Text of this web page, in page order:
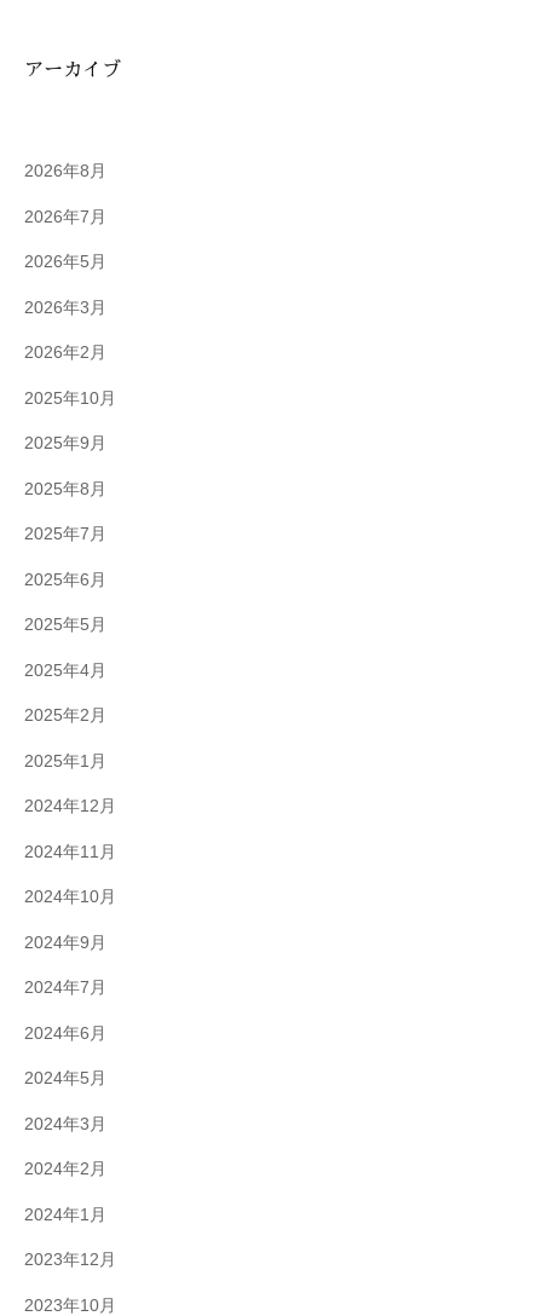
アーカイブ
2026年8月
2026年7月
2026年5月
2026年3月
2026年2月
2025年10月
2025年9月
2025年8月
2025年7月
2025年6月
2025年5月
2025年4月
2025年2月
2025年1月
2024年12月
2024年11月
2024年10月
2024年9月
2024年7月
2024年6月
2024年5月
2024年3月
2024年2月
2024年1月
2023年12月
2023年10月